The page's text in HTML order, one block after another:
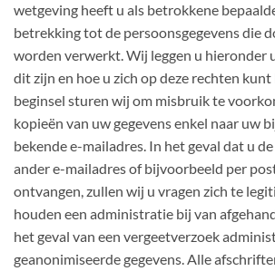
wetgeving heeft u als betrokkene
betrekking tot de persoonsgegevens die
worden verwerkt. Wij leggen u hieronder
dit zijn en hoe u zich op deze rechten kunt
beginsel sturen wij om misbruik te
kopieën van uw gegevens enkel naar uw
bekende e-mailadres. In het geval dat u
ander e-mailadres of bijvoorbeeld per
ontvangen, zullen wij u vragen zich te
houden een administratie bij van
het geval van een vergeetverzoek
geanonimiseerde gegevens. Alle